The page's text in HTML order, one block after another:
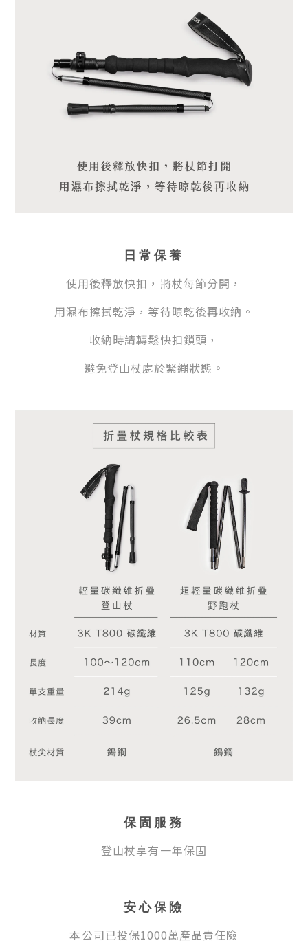
日常保養
使用後釋放快扣，將杖每節分開，
用濕布擦拭乾淨，等待晾乾後再收納。
收納時請轉鬆快扣鎖頭，
避免登山杖處於緊繃狀態。
保固服務
登山杖享有一年保固
安心保險
本公司已投保1000萬產品責任險